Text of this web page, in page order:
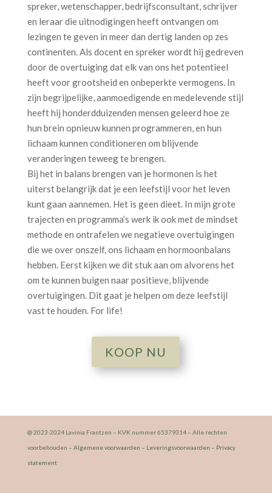
spreker, wetenschapper, bedrijfsconsultant, schrijver
en leraar die uitnodigingen heeft ontvangen om
lezingen te geven in meer dan dertig landen op zes
continenten. Als docent en spreker wordt hij gedreven
door de overtuiging dat elk van ons het potentieel
heeft voor grootsheid en onbeperkte vermogens. In
zijn begrijpelijke, aanmoedigende en medelevende stijl
heeft hij honderdduizenden mensen geleerd hoe ze
hun brein opnieuw kunnen programmeren, en hun
lichaam kunnen conditioneren om blijvende
veranderingen teweeg te brengen.
Bij het in balans brengen van je hormonen is het
uiterst belangrijk dat je een leefstijl voor het leven
kunt gaan aannemen. Het is geen dieet. In mijn grote
trajecten en programma’s werk ik ook met de mindset
methode en ontrafelen we negatieve overtuigingen
die we over onszelf, ons lichaam en hormoonbalans
hebben. Eerst kijken we dit stuk aan om alvorens het
om te kunnen buigen naar positieve, blijvende
overtuigingen. Dit gaat je helpen om deze leefstijl
vast te houden. For life!
KOOP NU
@ 2023-2024 Lavinia Frantzen – KVK nummer 65379314 – Alle rechten
voorbehouden – Algemene voorwaarden – Leveringsvoorwaarden – Privacy
statement